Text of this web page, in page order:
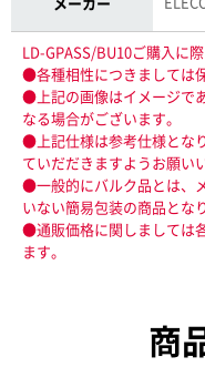
LD-GPASS/BU10ご購入に
●各種相性につきましては
●上記の画像はイメージで
なる場合がございます。
●上記仕様は参考仕様とな
ていだだきますようお願い
●一般的にバルク品とは、
いない簡易包装の商品とな
●通販価格に関しましては
ます。
商